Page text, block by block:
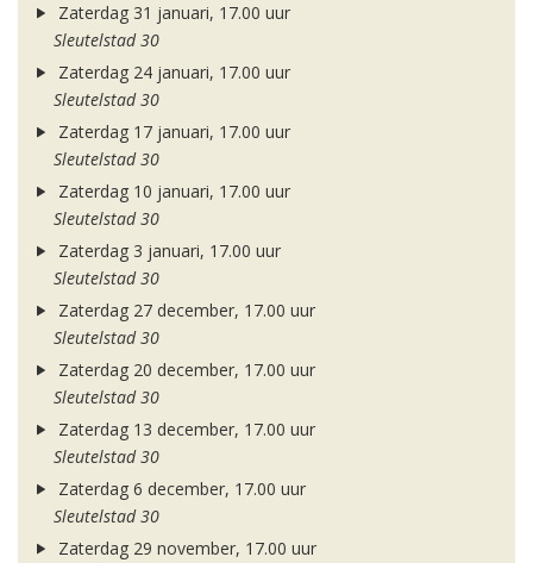
Zaterdag 31 januari, 17.00 uur
Sleutelstad 30
Zaterdag 24 januari, 17.00 uur
Sleutelstad 30
Zaterdag 17 januari, 17.00 uur
Sleutelstad 30
Zaterdag 10 januari, 17.00 uur
Sleutelstad 30
Zaterdag 3 januari, 17.00 uur
Sleutelstad 30
Zaterdag 27 december, 17.00 uur
Sleutelstad 30
Zaterdag 20 december, 17.00 uur
Sleutelstad 30
Zaterdag 13 december, 17.00 uur
Sleutelstad 30
Zaterdag 6 december, 17.00 uur
Sleutelstad 30
Zaterdag 29 november, 17.00 uur